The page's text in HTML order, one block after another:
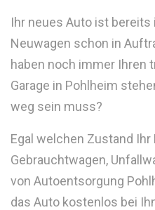
Ihr neues Auto ist bereits
Neuwagen schon in
haben noch immer Ihren
Garage in Pohlheim
weg sein muss?
Egal welchen Zustand Ihr
Gebrauchtwagen,
von Autoentsorgung
das Auto kostenlos bei